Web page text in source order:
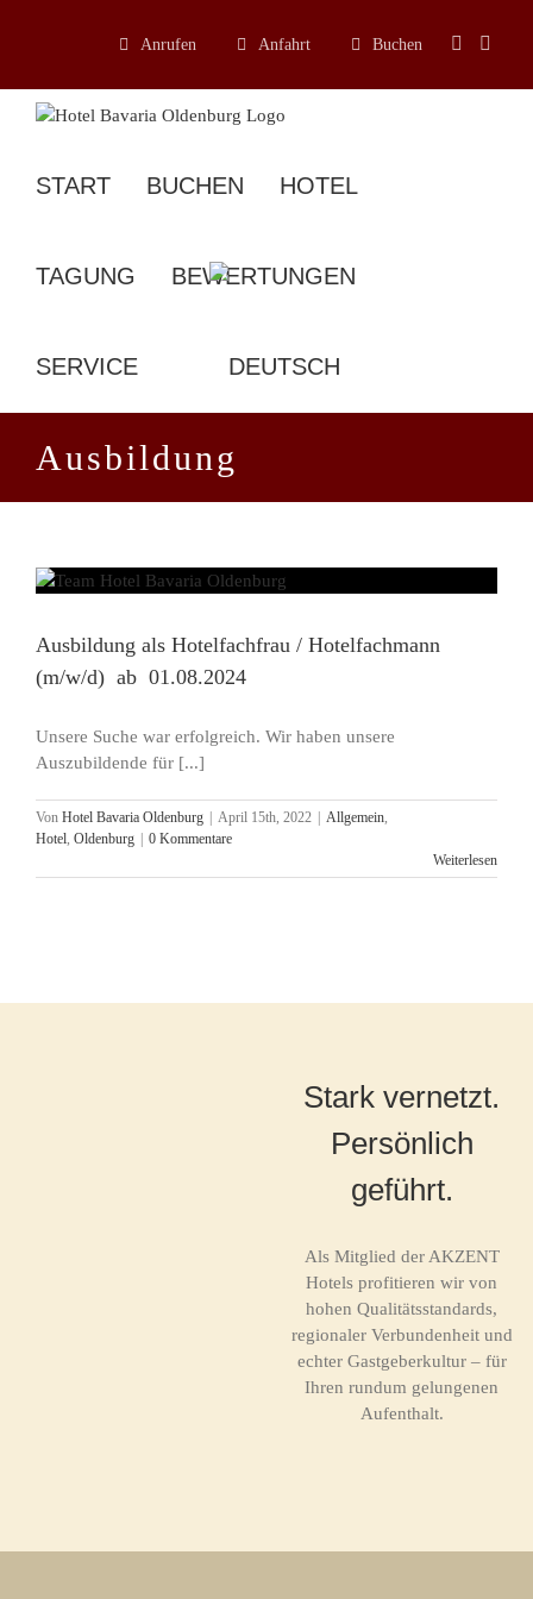
Anrufen Anfahrt Buchen
START BUCHEN HOTEL
TAGUNG BEWERTUNGEN
SERVICE
Ausbildung
Ausbildung als Hotelfachfrau / Hotelfachmann
(m/w/d) ab 01.08.2024
Unsere Suche war erfolgreich. Wir haben unsere
Auszubildende für [...]
Von Hotel Bavaria Oldenburg April 15th, 2022 Allgemein,
Hotel, Oldenburg
0 Kommentare
Weiterlesen
Stark vernetzt.
Persönlich
geführt.
Als Mitglied der AKZENT
Hotels profitieren wir von
hohen Qualitätsstandards,
regionaler Verbundenheit und
echter Gastgeberkultur – für
Ihren rundum gelungenen
Aufenthalt.